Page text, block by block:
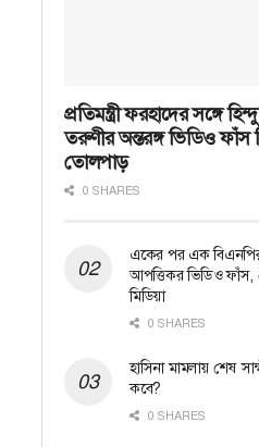
প্রতিমন্ত্রী ফরহাদের সঙ্গে হিন্দু
তরুণীর অন্তরঙ্গ ভিডিও ফাঁস
তোলপাড়
0 SHARES
একের পর এক বিএনপির
আপত্তিকর ভিডিও
মিডিয়া
0 SHARES
হাসিনা মামলায় শেষ
কবে?
0 SHARES